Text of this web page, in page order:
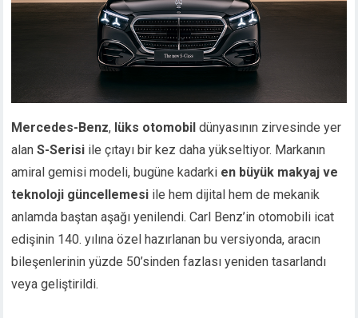
Mercedes-Benz, lüks otomobil dünyasının zirvesinde yer
alanS-Serisi ile çıtayı bir kez daha yükseltiyor. Markanın
amiral gemisi modeli, bugüne kadarki en büyük makyaj ve
teknoloji güncellemesi ile hem dijital hem de mekanik
anlamda baştan aşağı yenilendi. Carl Benz’in otomobili icat
edişinin 140. yılına özel hazırlanan bu versiyonda, aracın
bileşenlerinin yüzde 50’sinden fazlası yeniden tasarlandı
veya geliştirildi.